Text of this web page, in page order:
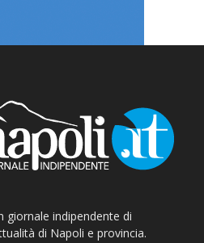
giornale indipendente di
di Napoli e provincia.